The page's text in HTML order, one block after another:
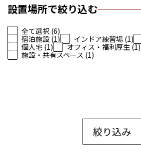
設置場所で絞り込む
全て選択 (6)
宿泊施設 (1)
インドア練習場 (1)
個人宅 (1)
オフィス・福利厚生 (1)
施設・共有スペース (1)
絞り込み